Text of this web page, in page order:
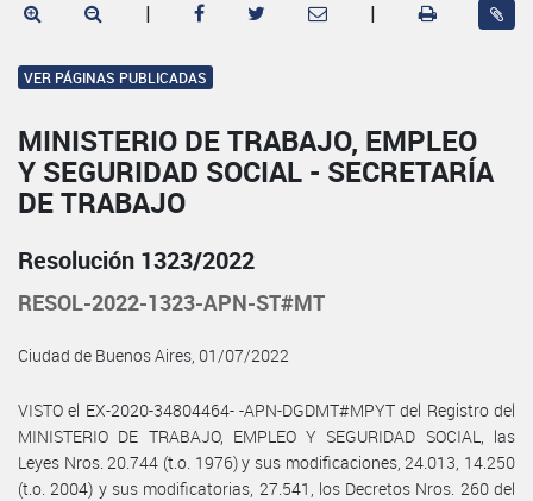
| |
VER PÁGINAS PUBLICADAS
MINISTERIO DE TRABAJO, EMPLEO
Y SEGURIDAD SOCIAL - SECRETARÍA
DE TRABAJO
Resolución 1323/2022
RESOL-2022-1323-APN-ST#MT
Ciudad de Buenos Aires, 01/07/2022
VISTO el EX-2020-34804464- -APN-DGDMT#MPYT del Registro del
MINISTERIO DE TRABAJO, EMPLEO Y SEGURIDAD SOCIAL, las
Leyes Nros. 20.744 (t.o. 1976) y sus modificaciones, 24.013, 14.250
(t.o. 2004) y sus modificatorias, 27.541, los Decretos Nros. 260 del